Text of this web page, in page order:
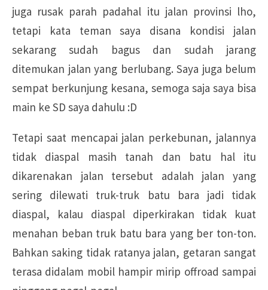
juga rusak parah padahal itu jalan provinsi lho,
tetapi kata teman saya disana kondisi jalan
sekarang sudah bagus dan sudah jarang
ditemukan jalan yang berlubang. Saya juga belum
sempat berkunjung kesana, semoga saja saya bisa
main ke SD saya dahulu :D
Tetapi saat mencapai jalan perkebunan, jalannya
tidak diaspal masih tanah dan batu hal itu
dikarenakan jalan tersebut adalah jalan yang
sering dilewati truk-truk batu bara jadi tidak
diaspal, kalau diaspal diperkirakan tidak kuat
menahan beban truk batu bara yang ber ton-ton.
Bahkan saking tidak ratanya jalan, getaran sangat
terasa didalam mobil hampir mirip offroad sampai